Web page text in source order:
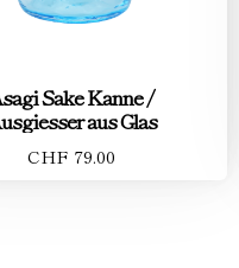
Sake Kanne /
aus Glas
CHF 79.00